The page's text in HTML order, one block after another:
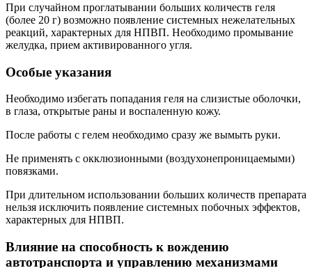
При случайном проглатывании больших количеств геля
(более 20 г) возможно появление системных нежелательных
реакций, характерных для НПВП. Необходимо промывание
желудка, прием активированного угля.
Особые указания
Необходимо избегать попадания геля на слизистые оболочки,
в глаза, открытые раны и воспаленную кожу.
После работы с гелем необходимо сразу же вымыть руки.
Не применять с окклюзионными (воздухонепроницаемыми)
повязками.
При длительном использовании больших количеств препарата
нельзя исключить появление системных побочных эффектов,
характерных для НПВП.
Влияние на способность к вождению
автотранспорта и управлению механизмами